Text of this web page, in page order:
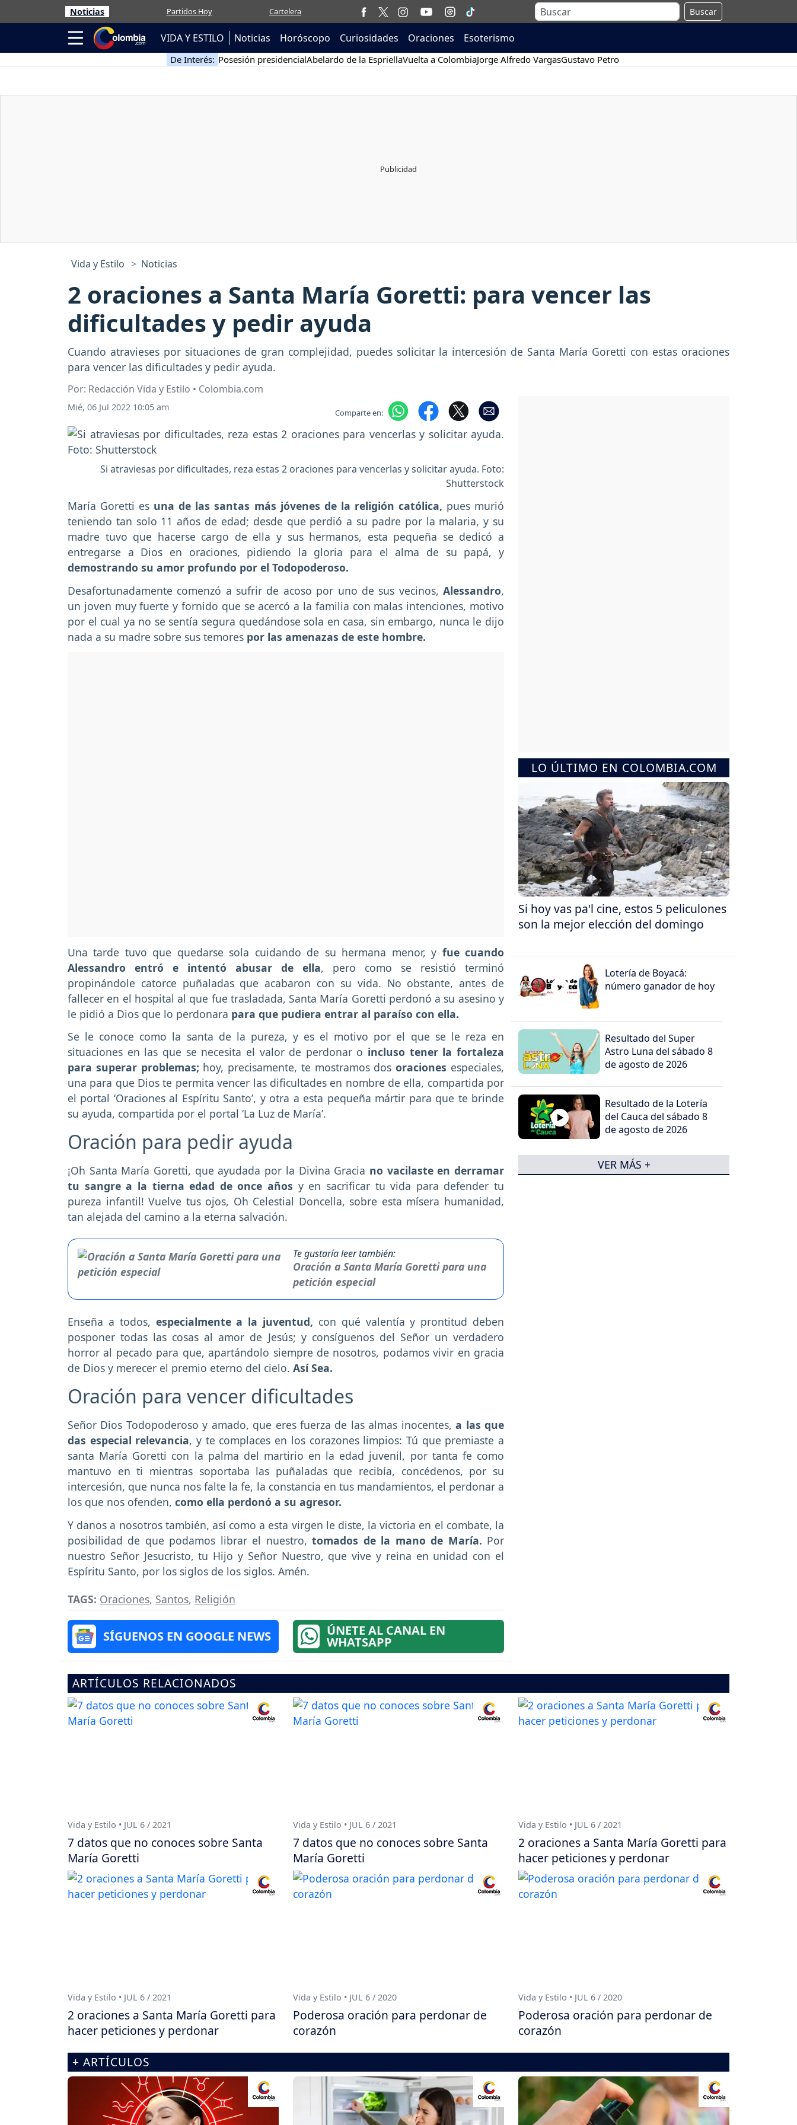
Noticias Partidos Hoy Cartelera Buscar
VIDA Y ESTILO Noticias Horóscopo Curiosidades Oraciones Esoterismo
De Interés: Posesión presidencialAbelardo de la EspriellaVuelta a ColombiaJorge Alfredo VargasGustavo Petro
Vida y Estilo Noticias
2 oraciones a Santa María Goretti: para vencer las
dificultades y pedir ayuda
Cuando atravieses por situaciones de gran complejidad, puedes solicitar la intercesión de Santa María Goretti con estas oraciones
para vencer las dificultades y pedir ayuda.
Por: Redacción Vida y Estilo • Colombia.com
Mié, 06 Jul 2022 10:05 am Comparte en:
Si atraviesas por dificultades, reza estas 2 oraciones para vencerlas y solicitar ayuda. Foto:
Shutterstock
María Goretti es una de las santas más jóvenes de la religión católica, pues murió
teniendo tan solo 11 años de edad; desde que perdió a su padre por la malaria, y su
madre tuvo que hacerse cargo de ella y sus hermanos, esta pequeña se dedicó a
entregarse a Dios en oraciones, pidiendo la gloria para el alma de su papá, y
demostrando su amor profundo por el Todopoderoso.
Desafortunadamente comenzó a sufrir de acoso por uno de sus vecinos, Alessandro,
un joven muy fuerte y fornido que se acercó a la familia con malas intenciones, motivo
por el cual ya no se sentía segura quedándose sola en casa, sin embargo, nunca le dijo
nada a su madre sobre sus temores por las amenazas de este hombre.
Una tarde tuvo que quedarse sola cuidando de su hermana menor, y fue cuando
Alessandro entró e intentó abusar de ella, pero como se resistió terminó
propinándole catorce puñaladas que acabaron con su vida. No obstante, antes de
fallecer en el hospital al que fue trasladada, Santa María Goretti perdonó a su asesino y
le pidió a Dios que lo perdonara para que pudiera entrar al paraíso con ella.
Se le conoce como la santa de la pureza, y es el motivo por el que se le reza en
situaciones en las que se necesita el valor de perdonar o incluso tener la fortaleza
para superar problemas; hoy, precisamente, te mostramos dosoraciones especiales,
una para que Dios te permita vencer las dificultades en nombre de ella, compartida por
el portal ‘Oraciones al Espíritu Santo’, y otra a esta pequeña mártir para que te brinde
su ayuda, compartida por el portal ‘La Luz de María’.
Oración para pedir ayuda
¡Oh Santa María Goretti, que ayudada por la Divina Gracia no vacilaste en derramar
tu sangre a la tierna edad de once años y en sacrificar tu vida para defender tu
pureza infantil! Vuelve tus ojos, Oh Celestial Doncella, sobre esta mísera humanidad,
tan alejada del camino a la eterna salvación.
Te gustaría leer también:
Oración a Santa María Goretti para una
petición especial
Enseña a todos, especialmente a la juventud, con qué valentía y prontitud deben
posponer todas las cosas al amor de Jesús; y consíguenos del Señor un verdadero
horror al pecado para que, apartándolo siempre de nosotros, podamos vivir en gracia
de Dios y merecer el premio eterno del cielo. Así Sea.
Oración para vencer dificultades
Señor Dios Todopoderoso y amado, que eres fuerza de las almas inocentes,a las que
das especial relevancia, y te complaces en los corazones limpios: Tú que premiaste a
santa María Goretti con la palma del martirio en la edad juvenil, por tanta fe como
mantuvo en ti mientras soportaba las puñaladas que recibía, concédenos, por su
intercesión, que nunca nos falte la fe, la constancia en tus mandamientos, el perdonar a
los que nos ofenden, como ella perdonó a su agresor.
Y danos a nosotros también, así como a esta virgen le diste, la victoria en el combate, la
posibilidad de que podamos librar el nuestro,tomados de la mano de María. Por
nuestro Señor Jesucristo, tu Hijo y Señor Nuestro, que vive y reina en unidad con el
Espíritu Santo, por los siglos de los siglos. Amén.
TAGS: Oraciones, Santos, Religión
SÍGUENOS EN GOOGLE NEWS ÚNETE AL CANAL EN
WHATSAPP
LO ÚLTIMO EN COLOMBIA.COM
Si hoy vas pa'l cine, estos 5 peliculones
son la mejor elección del domingo
Lotería de Boyacá:
número ganador de hoy
Resultado del Super
Astro Luna del sábado 8
de agosto de 2026
Resultado de la Lotería
del Cauca del sábado 8
de agosto de 2026
VER MÁS +
ARTÍCULOS RELACIONADOS
Vida y Estilo • JUL 6 / 2021
7 datos que no conoces sobre Santa
María Goretti
Vida y Estilo • JUL 6 / 2021
7 datos que no conoces sobre Santa
María Goretti
Vida y Estilo • JUL 6 / 2021
2 oraciones a Santa María Goretti para
hacer peticiones y perdonar
Vida y Estilo • JUL 6 / 2021
2 oraciones a Santa María Goretti para
hacer peticiones y perdonar
Vida y Estilo • JUL 6 / 2020
Poderosa oración para perdonar de
corazón
Vida y Estilo • JUL 6 / 2020
Poderosa oración para perdonar de
corazón
+ ARTÍCULOS